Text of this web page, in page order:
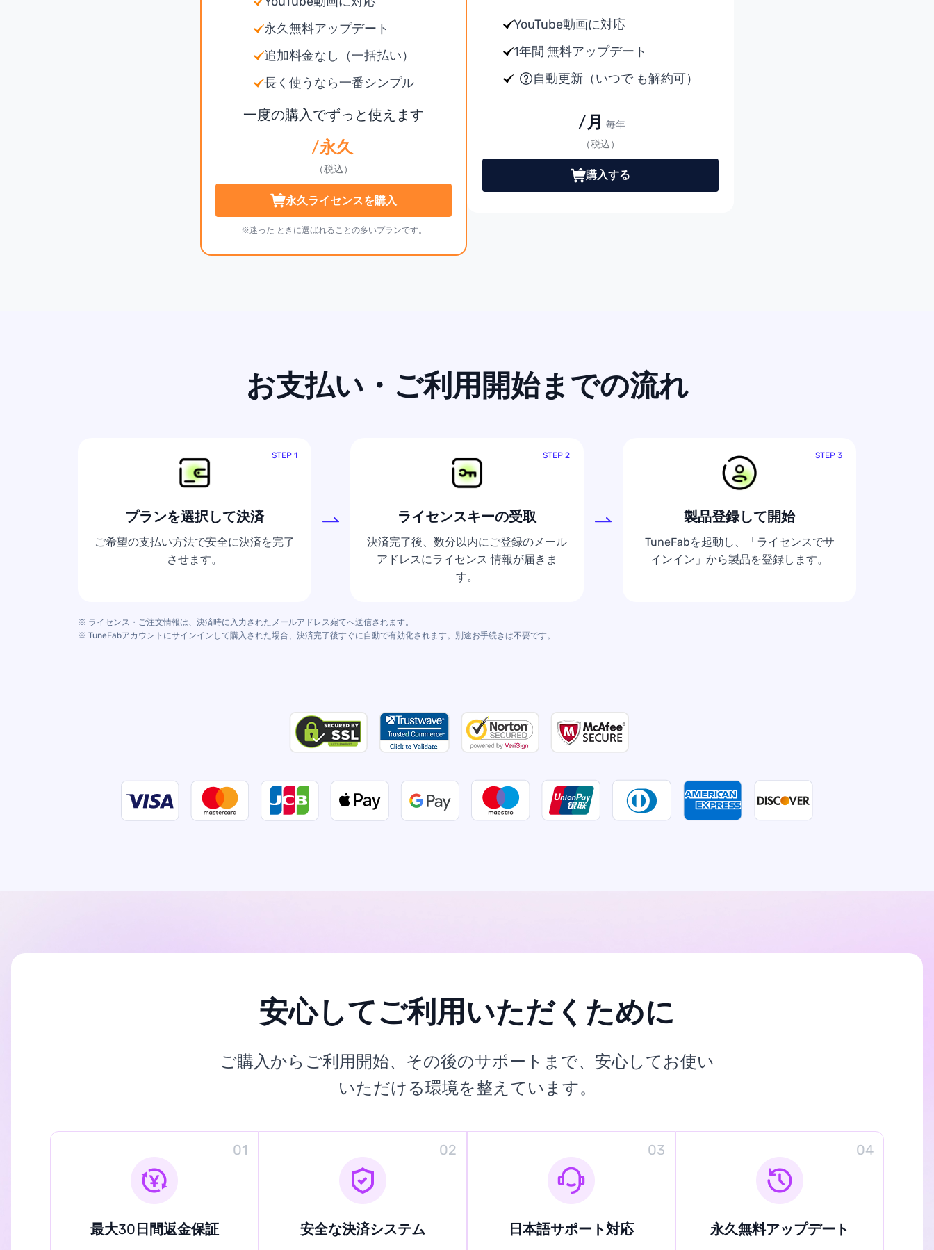
永久無料アップデート
追加料金なし（一括払い）
長く使うなら一番シンプル
一度の購入でずっと使えます
/永久
（税込）
永久ライセンスを購入
※迷った ときに選ばれることの多いプランです。
YouTube動画に対応
1年間 無料アップデート
自動更新（いつで も解約可）
/月
毎年
（税込）
購入する
お支払い・ご利用開始までの流れ
STEP 1
プランを選択して決済
ご希望の支払い方法で安全に決済を完了
させます。
STEP 2
ライセンスキーの受取
決済完了後、数分以内にご登録のメール
アドレスにライセンス 情報が届きま
す。
STEP 3
製品登録して開始
TuneFabを起動し、「ライセンスでサ
インイン」から製品を登録します。
※ ライセンス・ご注文情報は、決済時に入力されたメールアドレス宛てへ送信されます。
※ TuneFabアカウントにサインインして購入された場合、決済完了後すぐに自動で有効化されます。別途お手続きは不要です。
安心してご利用いただくために
ご購入からご利用開始、その後のサポートまで、安心してお使い
いただける環境を整えています。
01
最大30日間返金保証
02
安全な決済システム
03
日本語サポート対応
04
永久無料アップデート